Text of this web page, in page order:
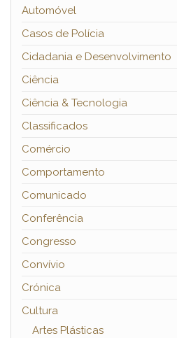
Automóvel
Casos de Polícia
Cidadania e Desenvolvimento
Ciência
Ciência & Tecnologia
Classificados
Comércio
Comportamento
Comunicado
Conferência
Congresso
Convívio
Crónica
Cultura
Artes Plásticas